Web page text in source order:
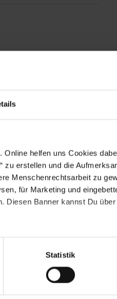
helfen uns Cookies
zu erstellen und die
Menschenrechtsarbeit zu
für Marketing und
Diesen Banner kannst Du
Statistik